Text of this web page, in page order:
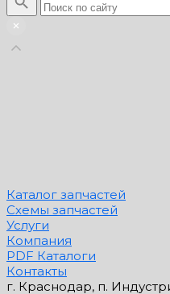
Каталог запчастей
Схемы запчастей
Услуги
Компания
PDF Каталоги
Контакты
г. Краснодар, п.